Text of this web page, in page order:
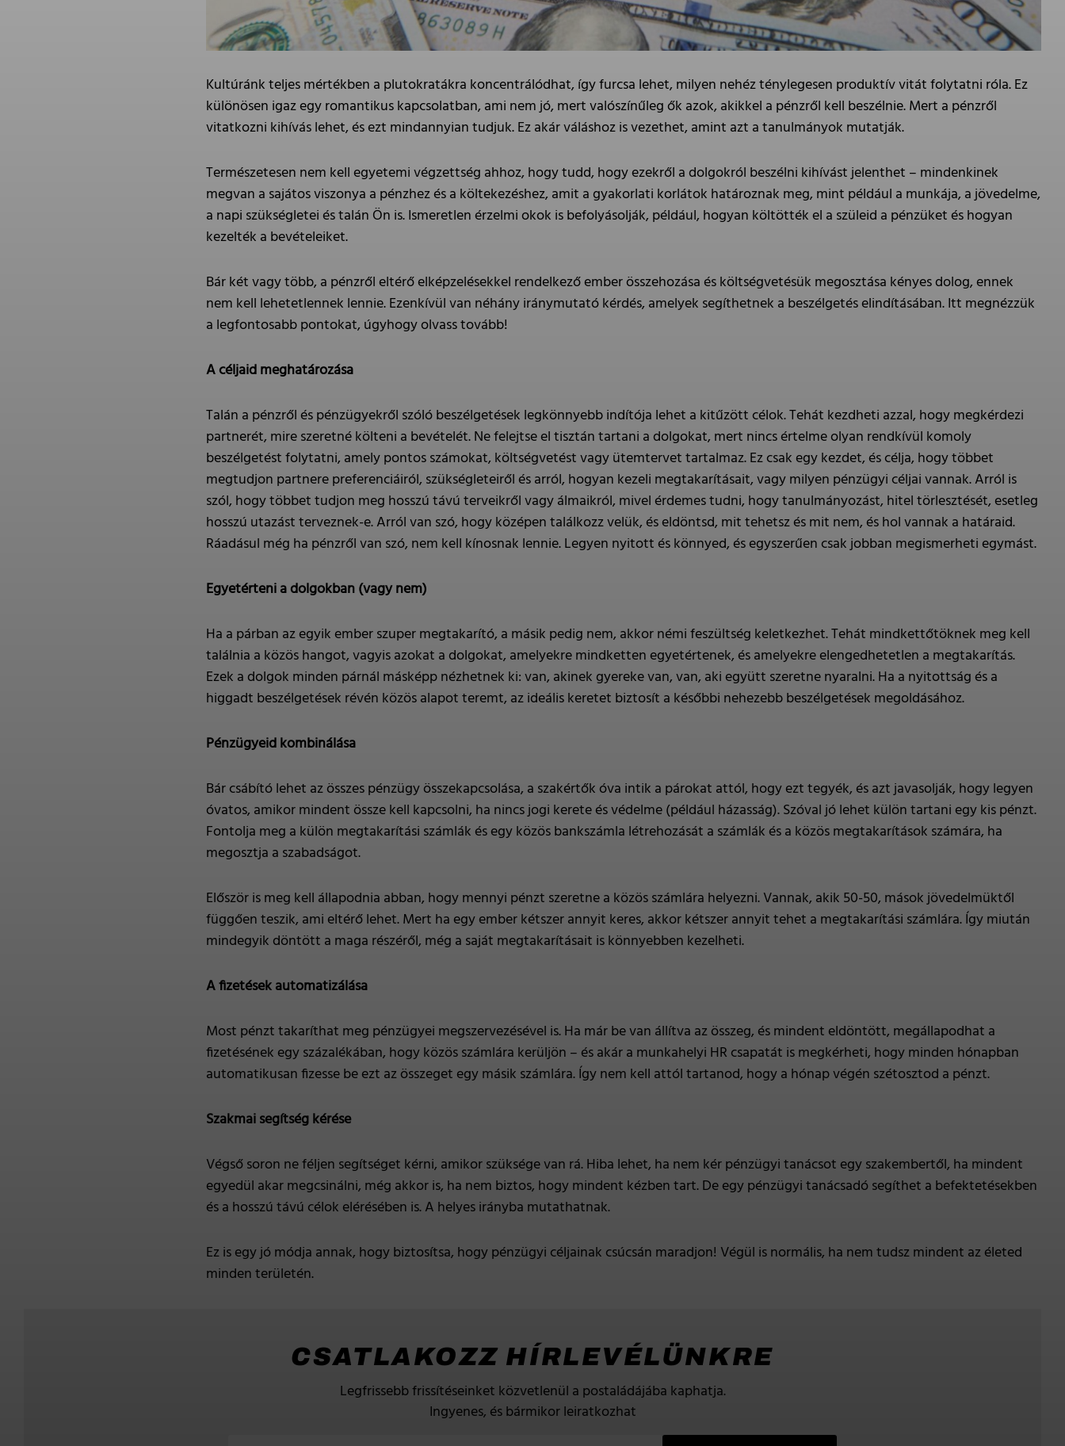
Kultúránk teljes mértékben a plutokratákra koncentrálódhat, így furcsa lehet, milyen nehéz ténylegesen produktív vitát folytatni róla. Ez
különösen igaz egy romantikus kapcsolatban, ami nem jó, mert valószínűleg ők azok, akikkel a pénzről kell beszélnie. Mert a pénzről
vitatkozni kihívás lehet, és ezt mindannyian tudjuk. Ez akár váláshoz is vezethet, amint azt a tanulmányok mutatják.
Természetesen nem kell egyetemi végzettség ahhoz, hogy tudd, hogy ezekről a dolgokról beszélni kihívást jelenthet – mindenkinek
megvan a sajátos viszonya a pénzhez és a költekezéshez, amit a gyakorlati korlátok határoznak meg, mint például a munkája, a jövedelme,
a napi szükségletei és talán Ön is. Ismeretlen érzelmi okok is befolyásolják, például, hogyan költötték el a szüleid a pénzüket és hogyan
kezelték a bevételeiket.
Bár két vagy több, a pénzről eltérő elképzelésekkel rendelkező ember összehozása és költségvetésük megosztása kényes dolog, ennek
nem kell lehetetlennek lennie. Ezenkívül van néhány iránymutató kérdés, amelyek segíthetnek a beszélgetés elindításában. Itt megnézzük
a legfontosabb pontokat, úgyhogy olvass tovább!
A céljaid meghatározása
Talán a pénzről és pénzügyekről szóló beszélgetések legkönnyebb indítója lehet a kitűzött célok. Tehát kezdheti azzal, hogy megkérdezi
partnerét, mire szeretné költeni a bevételét. Ne felejtse el tisztán tartani a dolgokat, mert nincs értelme olyan rendkívül komoly
beszélgetést folytatni, amely pontos számokat, költségvetést vagy ütemtervet tartalmaz. Ez csak egy kezdet, és célja, hogy többet
megtudjon partnere preferenciáiról, szükségleteiről és arról, hogyan kezeli megtakarításait, vagy milyen pénzügyi céljai vannak. Arról is
szól, hogy többet tudjon meg hosszú távú terveikről vagy álmaikról, mivel érdemes tudni, hogy tanulmányozást, hitel törlesztését, esetleg
hosszú utazást terveznek-e. Arról van szó, hogy középen találkozz velük, és eldöntsd, mit tehetsz és mit nem, és hol vannak a határaid.
Ráadásul még ha pénzről van szó, nem kell kínosnak lennie. Legyen nyitott és könnyed, és egyszerűen csak jobban megismerheti egymást.
Egyetérteni a dolgokban (vagy nem)
Ha a párban az egyik ember szuper megtakarító, a másik pedig nem, akkor némi feszültség keletkezhet. Tehát mindkettőtöknek meg kell
találnia a közös hangot, vagyis azokat a dolgokat, amelyekre mindketten egyetértenek, és amelyekre elengedhetetlen a megtakarítás.
Ezek a dolgok minden párnál másképp nézhetnek ki: van, akinek gyereke van, van, aki együtt szeretne nyaralni. Ha a nyitottság és a
higgadt beszélgetések révén közös alapot teremt, az ideális keretet biztosít a későbbi nehezebb beszélgetések megoldásához.
Pénzügyeid kombinálása
Bár csábító lehet az összes pénzügy összekapcsolása, a szakértők óva intik a párokat attól, hogy ezt tegyék, és azt javasolják, hogy legyen
óvatos, amikor mindent össze kell kapcsolni, ha nincs jogi kerete és védelme (például házasság). Szóval jó lehet külön tartani egy kis pénzt.
Fontolja meg a külön megtakarítási számlák és egy közös bankszámla létrehozását a számlák és a közös megtakarítások számára, ha
megosztja a szabadságot.
Először is meg kell állapodnia abban, hogy mennyi pénzt szeretne a közös számlára helyezni. Vannak, akik 50-50, mások jövedelmüktől
függően teszik, ami eltérő lehet. Mert ha egy ember kétszer annyit keres, akkor kétszer annyit tehet a megtakarítási számlára. Így miután
mindegyik döntött a maga részéről, még a saját megtakarításait is könnyebben kezelheti.
A fizetések automatizálása
Most pénzt takaríthat meg pénzügyei megszervezésével is. Ha már be van állítva az összeg, és mindent eldöntött, megállapodhat a
fizetésének egy százalékában, hogy közös számlára kerüljön – és akár a munkahelyi HR csapatát is megkérheti, hogy minden hónapban
automatikusan fizesse be ezt az összeget egy másik számlára. Így nem kell attól tartanod, hogy a hónap végén szétosztod a pénzt.
Szakmai segítség kérése
Végső soron ne féljen segítséget kérni, amikor szüksége van rá. Hiba lehet, ha nem kér pénzügyi tanácsot egy szakembertől, ha mindent
egyedül akar megcsinálni, még akkor is, ha nem biztos, hogy mindent kézben tart. De egy pénzügyi tanácsadó segíthet a befektetésekben
és a hosszú távú célok elérésében is. A helyes irányba mutathatnak.
Ez is egy jó módja annak, hogy biztosítsa, hogy pénzügyi céljainak csúcsán maradjon! Végül is normális, ha nem tudsz mindent az életed
minden területén.
CSATLAKOZZ HÍRLEVÉLÜNKRE
Legfrissebb frissítéseinket közvetlenül a postaládájába kaphatja.
Ingyenes, és bármikor leiratkozhat